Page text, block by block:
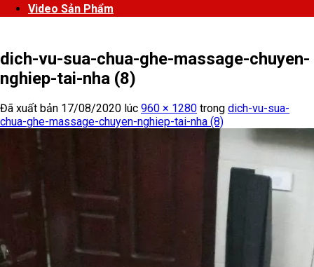
Video Sản Phẩm
dich-vu-sua-chua-ghe-massage-chuyen-
nghiep-tai-nha (8)
Đã xuất bản 17/08/2020 lúc 960 × 1280 trong dich-vu-sua-
chua-ghe-massage-chuyen-nghiep-tai-nha (8)